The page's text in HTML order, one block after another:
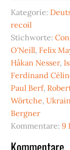
Kategorie:
recoil
Stichworte:
O'Neill, Felix
Håkan Nesser,
Ferdinand
Paul Berf,
Wörtche,
Bergner
Kommentare:9